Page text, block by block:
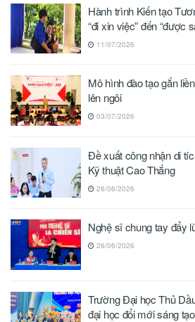
Hành trình Kiến tạo
“đi xin việc” đến “được
11/07/2026
Mô hình đào tạo gắn
lên ngôi
03/07/2026
Đề xuất công nhận di
Kỹ thuật Cao Thắng
26/06/2026
Nghệ sĩ chung tay đẩy
26/06/2026
Trường Đại học Thủ
đại học đổi mới sáng